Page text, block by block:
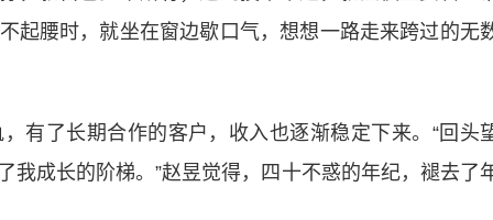
起腰时，就坐在窗边歇口气，想想一路走来跨过的无
了长期合作的客户，收入也逐渐稳定下来。“回头
我成长的阶梯。”赵昱觉得，四十不惑的年纪，褪去了